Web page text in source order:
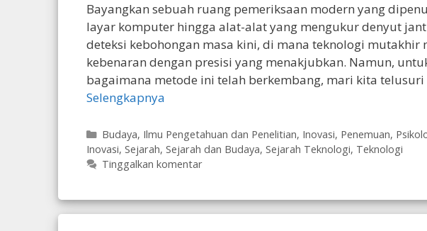
Bayangkan sebuah ruang pemeriksaan modern yang
layar komputer hingga alat-alat yang mengukur denyut
deteksi kebohongan masa kini, di mana teknologi
kebenaran dengan presisi yang menakjubkan. Namun,
bagaimana metode ini telah berkembang, mari kita
Selengkapnya
Kategori
Budaya, Ilmu Pengetahuan dan Penelitian, Inovasi, Penemuan,
Inovasi, Sejarah, Sejarah dan Budaya, Sejarah Teknologi, Teknologi
Tinggalkan komentar